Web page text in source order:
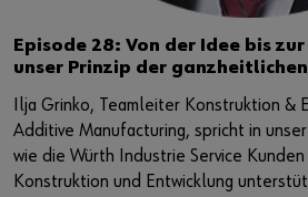
Episode 28: Von der Idee bis
unser Prinzip der
Ilja Grinko, Teamleiter Konstruktion &
Additive Manufacturing, spricht in
wie die Würth Industrie Service
Konstruktion und Entwicklung